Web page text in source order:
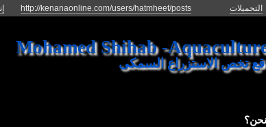
التحميلات http://kenanaonline.com/users/hatmheet/posts
تخص الاستزراع السمكى